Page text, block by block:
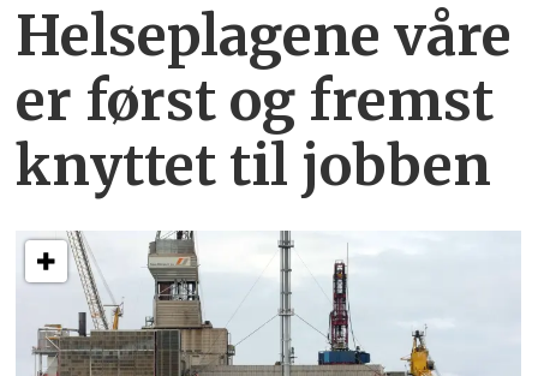
Helseplagene våre
er først og fremst
knyttet til jobben